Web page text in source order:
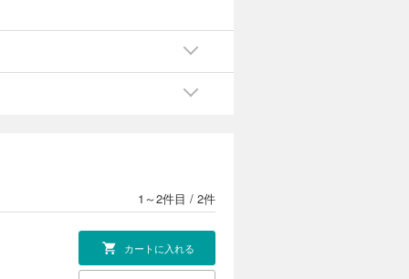
1～2件目 / 2件
カートに入れる